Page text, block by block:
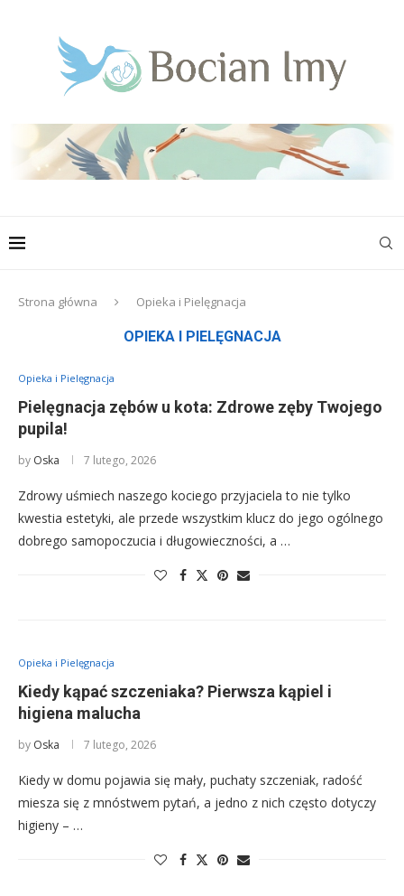
Strona główna Opieka i Pielęgnacja
OPIEKA I PIELĘGNACJA
Opieka i Pielęgnacja
Pielęgnacja zębów u kota: Zdrowe zęby Twojego
pupila!
by Oska 7 lutego, 2026
Zdrowy uśmiech naszego kociego przyjaciela to nie tylko
kwestia estetyki, ale przede wszystkim klucz do jego ogólnego
dobrego samopoczucia i długowieczności, a …
Opieka i Pielęgnacja
Kiedy kąpać szczeniaka? Pierwsza kąpiel i
higiena malucha
by Oska 7 lutego, 2026
Kiedy w domu pojawia się mały, puchaty szczeniak, radość
miesza się z mnóstwem pytań, a jedno z nich często dotyczy
higieny – …